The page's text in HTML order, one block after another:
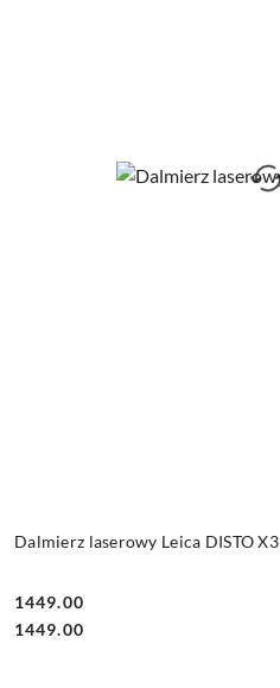
Dalmierz laserowy Leica DISTO X3
Cena:
1449.00
Cena:
1449.00